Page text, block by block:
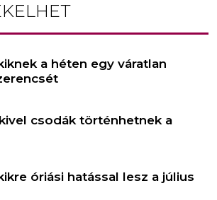
a héten egy váratlan
csodák történhetnek a
óriási hatással lesz a július